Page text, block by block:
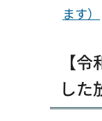
ます）
【
した